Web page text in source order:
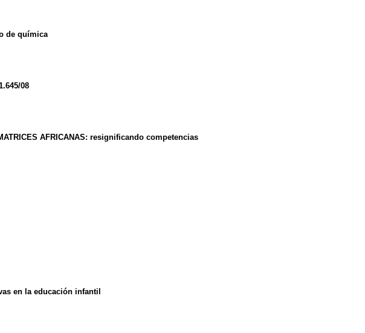
de química
08
AFRICANAS: resignificando competencias
en la educación infantil